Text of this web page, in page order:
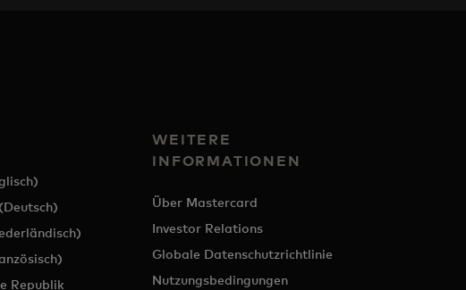
Republik
WEITERE
INFORMATIONEN
Über Mastercard
Investor Relations
Globale Datenschutzrichtlinie
Nutzungsbedingungen